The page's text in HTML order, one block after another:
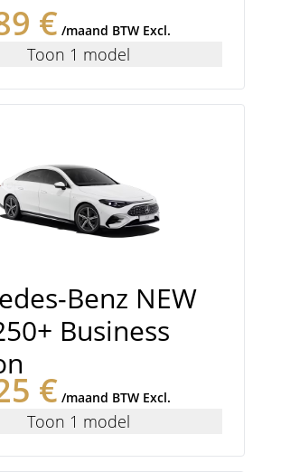
€ /maand BTW Excl.
Toon 1 model
Benz NEW
Business
€ /maand BTW Excl.
Toon 1 model